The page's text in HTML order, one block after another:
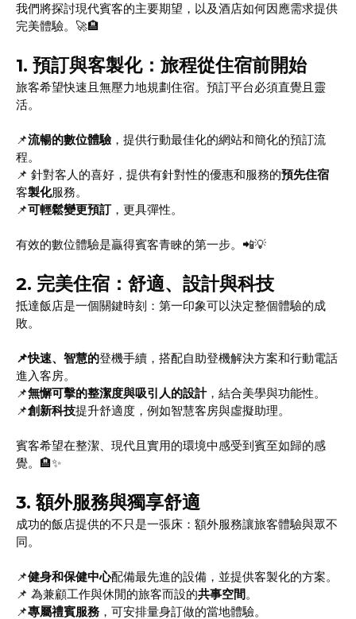
我們將探討現代賓客的主要期望，以及酒店如何因應需求提供
完美體驗。🚀🏨
1. 預訂與客製化：旅程從住宿前開始
旅客希望快速且無壓力地規劃住宿。預訂平台必須直覺且靈
活。
📌流暢的數位體驗，提供行動最佳化的網站和簡化的預訂流
程。
📌 針對客人的喜好，提供有針對性的優惠和服務的預先住宿
客製化服務。
📌可輕鬆變更預訂，更具彈性。
有效的數位體驗是贏得賓客青睞的第一步。📲💡
2. 完美住宿：舒適、設計與科技
抵達飯店是一個關鍵時刻：第一印象可以決定整個體驗的成
敗。
📌快速、智慧的登機手續，搭配自助登機解決方案和行動電話
進入客房。
📌無懈可擊的整潔度與吸引人的設計，結合美學與功能性。
📌創新科技提升舒適度，例如智慧客房與虛擬助理。
賓客希望在整潔、現代且實用的環境中感受到賓至如歸的感
覺。🏨✨
3. 額外服務與獨享舒適
成功的飯店提供的不只是一張床：額外服務讓旅客體驗與眾不
同。
📌健身和保健中心配備最先進的設備，並提供客製化的方案。
📌 為兼顧工作與休閒的旅客而設的共事空間。
📌專屬禮賓服務 ，可安排量身訂做的當地體驗。